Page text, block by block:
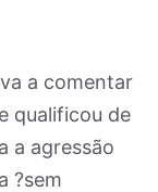
a comentar
qualificou de
a agressão
?sem